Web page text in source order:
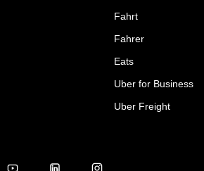
Fahrt
Fahrer
Eats
Uber for Business
Uber Freight